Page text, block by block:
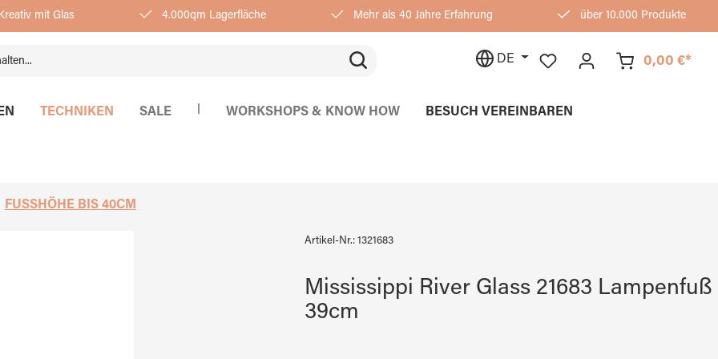
Kreativ mit Glas 4.000qm Lagerfläche Mehr als 40 Jahre Erfahrung über 10.000 Produkte
DE 0,00 €*
TECHNIKEN SALE WORKSHOPS & KNOW HOW BESUCH VEREINBAREN
FUSSHÖHE BIS 40CM
Artikel-Nr.: 1321683
Mississippi River Glass 21683 Lampenfuß
39cm